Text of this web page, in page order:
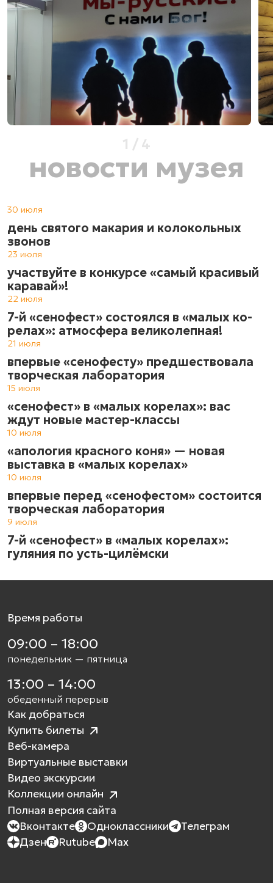
1 / 4
новости музея
30 июля
день святого макария и колокольных
звонов
23 июля
участвуйте в конкурсе «самый красивый
каравай»!
22 июля
7-й «сенофест» состоялся в «ма­лых ко­
ре­лах»: атмос­фе­ра ве­ли­ко­леп­ная!
21 июля
впервые «сенофесту» предшествовала
творческая лаборатория
15 июля
«сенофест» в «малых корелах»: вас
ждут новые мастер-классы
10 июля
«апология красного коня» — новая
выставка в «малых корелах»
10 июля
впервые перед «сенофестом» состоится
творческая лаборатория
9 июля
7-й «сенофест» в «малых корелах»:
гуляния по усть-цилёмски
Время работы
09:00 – 18:00
понедельник — пятница
13:00 – 14:00
обеденный перерыв
Как добраться
Купить билеты
Веб-камера
Виртуальные выставки
Видео экскурсии
Коллекции онлайн
Полная версия сайта
Вконтакте
Одноклассники
Телеграм
Дзен
Rutube Max